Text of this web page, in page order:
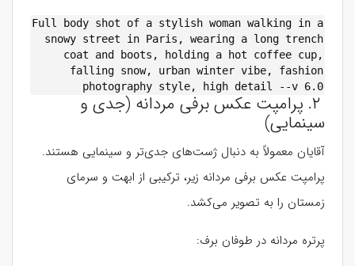
Full body shot of a stylish woman walking in a
snowy street in Paris, wearing a long trench
coat and boots, holding a hot coffee cup,
falling snow, urban winter vibe, fashion
photography style, high detail --v 6.0
۲. پرامپت عکس برفی مردانه (جدی و
سینمایی)
آقایان معمولاً به دنبال ژست‌های جدی‌تر و سینمایی هستند.
پرامپت عکس برفی مردانه زیر، ترکیبی از ابهت و سرمای
زمستان را به تصویر می‌کشد.
پرتره مردانه در طوفان برف: